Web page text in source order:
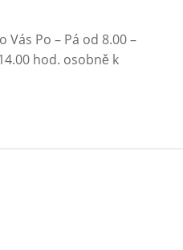
Vás Po – Pá od 8.00 –
hod. osobně k